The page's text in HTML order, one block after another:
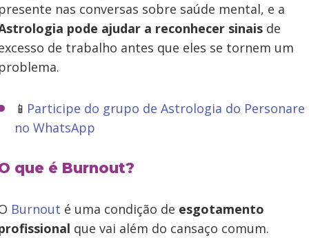
nas conversas sobre saúde mental, e a
pode ajudar a reconhecer sinais de
de trabalho antes que eles se tornem um
📱 Participe do grupo de Astrologia do Personare
no WhatsApp
que é Burnout?
Burnout é uma condição de esgotamento
que vai além do cansaço comum.